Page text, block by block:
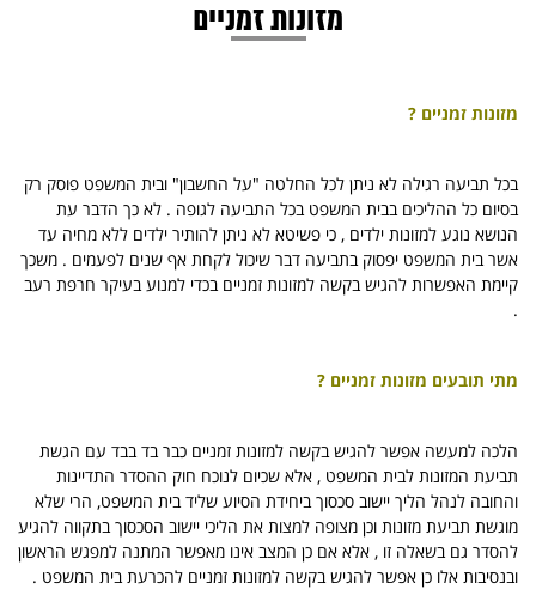
מזונות זמניים
מזונות זמניים ?
בכל תביעה רגילה לא ניתן לכל החלטה "על החשבון" ובית המשפט פוסק רק
בסיום כל ההליכים בבית המשפט בכל התביעה לגופה . לא כך הדבר עת
הנושא נוגע למזונות ילדים , כי פשיטא לא ניתן להותיר ילדים ללא מחיה עד
אשר בית המשפט יפסוק בתביעה דבר שיכול לקחת אף שנים לפעמים . משכך
קיימת האפשרות להגיש בקשה למזונות זמניים בכדי למנוע בעיקר חרפת רעב
.
מתי תובעים מזונות זמניים ?
הלכה למעשה אפשר להגיש בקשה למזונות זמניים כבר בד בבד עם הגשת
תביעת המזונות לבית המשפט , אלא שכיום לנוכח חוק ההסדר התדיינות
והחובה לנהל הליך יישוב סכסוך ביחידת הסיוע שליד בית המשפט, הרי שלא
מוגשת תביעת מזונות וכן מצופה למצות את הליכי יישוב הסכסוך בתקווה להגיע
להסדר גם בשאלה זו , אלא אם כן המצב אינו מאפשר המתנה למפגש הראשון
ובנסיבות אלו כן אפשר להגיש בקשה למזונות זמניים להכרעת בית המשפט .